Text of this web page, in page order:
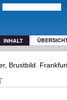
INHALT
Brustbild.